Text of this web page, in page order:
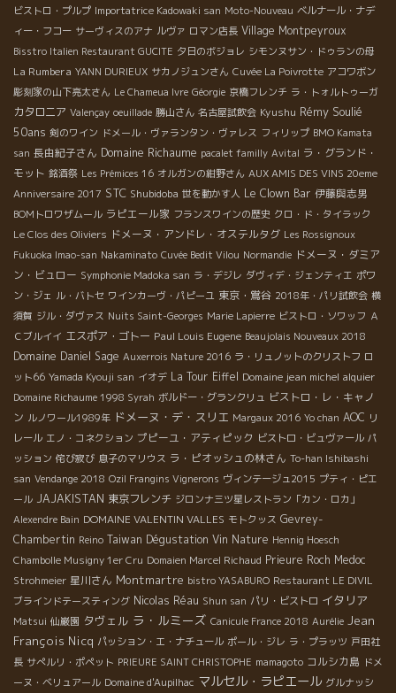
ビストロ・プルプ Importatrice Kadowaki san Moto-Nouveau ベルナール・ナデ
ィー・フコー サーヴィスのアナ ルヴァ ロマン店長 Village Montpeyroux
Bisstro Italien Restaurant GUCITE 夕日のボジョレ シモンヌサン・ドゥランの母
La Rumbera YANN DURIEUX サカノジュンさん Cuvée La Poivrotte アコワボン
彫刻家の山下亮太さん Le Chameua Ivre Géorgie 京橋フレンチ ラ・トォルトゥーガ
カタロニア Valençay oeuillade 勝山さん 名古屋試飲会 Kyushu Rémy Soulié
50ans 剣のワイン ドメール・ヴァランタン・ヴァレス フィリップ BMO Kamata
san 長由紀子さん Domaine Richaume pacalet familly Avital ラ・グランド・
モット 銘酒祭 Les Prémices 16 オルガンの紺野さん AUX AMIS DES VINS 20eme
Anniversaire 2017 STC Shubidoba 世を動かす人 Le Clown Bar 伊藤與志男
BOMトロワザムール ラピエール家 フランスワインの歴史 クロ・ド・タイラック
Le Clos des Oliviers ドメーヌ・アンドレ・オステルタグ Les Rossignoux
Fukuoka Imao-san Nakaminato Cuvée Bedit Vilou Normandie ドメーヌ・ダミア
ン・ビュロー Symphonie Madoka san ラ・デジレ ダヴィデ・ジェンティエ ポワ
ン・ジェ ル・バトセ ワインカーヴ・パピーユ 東京・鴬谷 2018年・パリ試飲会 横
須賀 ジル・ダヴァス Nuits Saint-Georges Marie Lapierre ビストロ・ソワッフ Ａ
Ｃブルイイ エスポア・ゴトー Paul Louis Eugene Beaujolais Nouveaux 2018
Domaine Daniel Sage Auxerrois Nature 2016 ラ・リュノットのクリストフ ロ
ット66 Yamada Kyouji san イオデ La Tour Eiffel Domaine jean michel alquier
Domaine Richaume 1998 Syrah ボルドー・グランクリュ ビストロ・レ・キャノ
ン ルノワール1989年 ドメーヌ・デ・スリエ Margaux 2016 Yo chan AOC リ
レール エノ・コネクション プピーユ・アティピック ビストロ・ビュヴァール パ
ッション 侘び寂び 息子のマリウス ラ・ピオッシュの林さん To-han Ishibashi
san Vendange 2018 Ozil Frangins Vignerons ヴィンテージュ2015 プティ・ピエ
ール JAJAKISTAN 東京フレンチ ジロンナ三ツ星レストラン「カン・ロカ」
Alexendre Bain DOMAINE VALENTIN VALLES モトクッス Gevrey-
Chambertin Reino Taiwan Dégustation Vin Nature Hennig Hoesch
Chambolle Musigny 1er Cru Domaien Marcel Richaud Prieure Roch Medoc
Strohmeier 星川さん Montmartre bistro YASABURO Restaurant LE DIVIL
ブラインドテースティング Nicolas Réau Shun san パリ・ビストロ イタリア
Matsui 仙巌園 タヴェル ラ・ルミーズ Canicule France 2018 Aurélie Jean
François Nicq パッション・エ・ナチュール ポール・ジレ ラ・プラッツ 戸田社
長 サぺルリ・ポペット PRIEURE SAINT CHRISTOPHE mamagoto コルシカ島 ドメ
ーヌ・ベリュアール Domaine d'Aupilhac マルセル・ラピエール グルナッシ